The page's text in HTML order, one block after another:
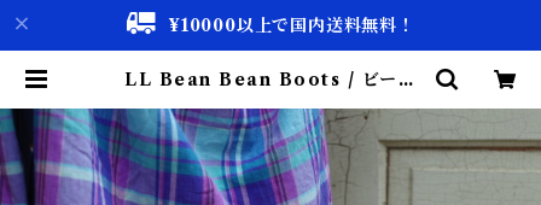
¥10000以上で国内送料無料！
LL Bean Bean Boots / ビーン
& Vintage 通販】